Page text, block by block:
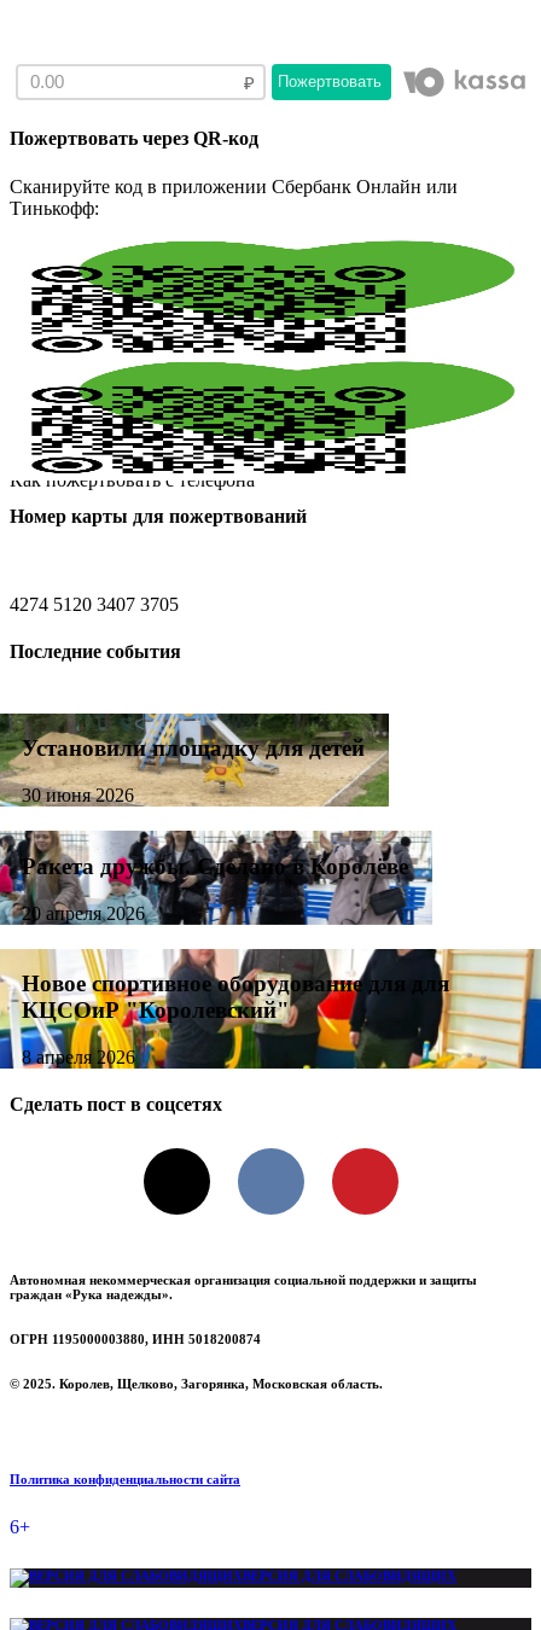
Пожертвовать
Пожертвовать через QR-код
Сканируйте код в приложении Сбербанк Онлайн или
Тинькофф:
Как пожертвовать с телефона
Номер карты для пожертвований
4274 5120 3407 3705
Последние события
Установили площадку для детей
30 июня 2026
Ракета дружбы. Сделано в Королёве
20 апреля 2026
Новое спортивное оборудование для для
КЦСОиР "Королевский"
8 апреля 2026
Сделать пост в соцсетях
VKontakte
Автономная некоммерческая организация социальной поддержки и защиты
граждан «Рука надежды».
ОГРН 1195000003880, ИНН 5018200874
© 2025. Королев, Щелково, Загорянка, Московская область.
Политика конфиденциальности сайта
6+
ВЕРСИЯ ДЛЯ СЛАБОВИДЯЩИХ
ВЕРСИЯ ДЛЯ СЛАБОВИДЯЩИХ